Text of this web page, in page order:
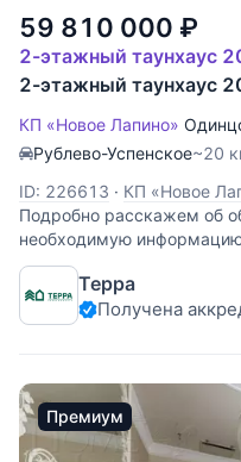
59 810 000 ₽
2-этажный таунхаус
2-этажный таунхаус
КП «Новое Лапино»
Рублево-Успенское~20
ID: 226613 · КП «Новое
Подробно расскажем об
необходимую
Терра
Получена
Премиум